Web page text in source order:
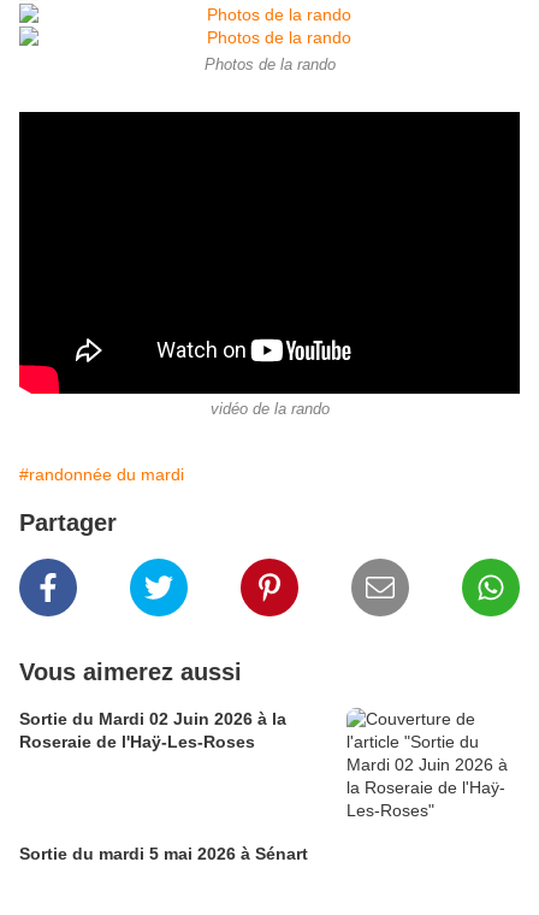
Photos de la rando
vidéo de la rando
#randonnée du mardi
Partager
Vous aimerez aussi
Sortie du Mardi 02 Juin 2026 à la
Roseraie de l'Haÿ-Les-Roses
Sortie du mardi 5 mai 2026 à Sénart